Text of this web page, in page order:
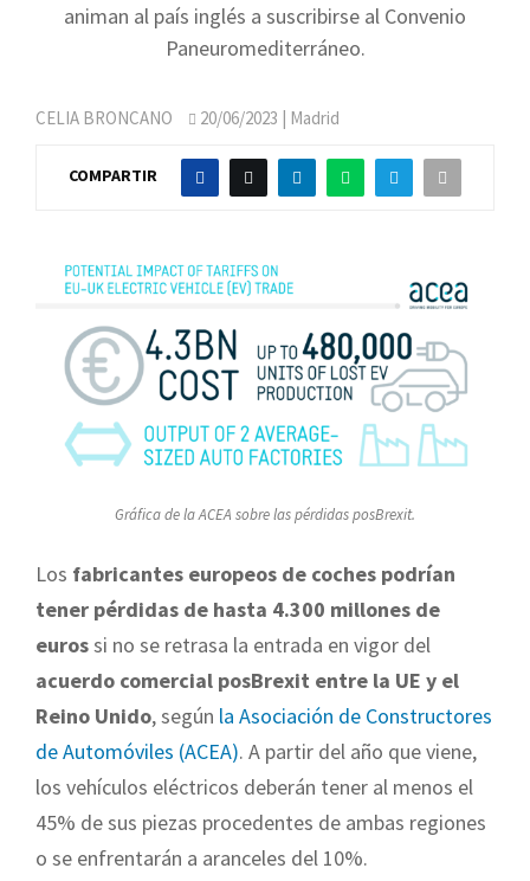
animan al país inglés a suscribirse al Convenio
Paneuromediterráneo.
CELIA BRONCANO 20/06/2023 | Madrid
COMPARTIR
Gráfica de la ACEA sobre las pérdidas posBrexit.
Los fabricantes europeos de coches podrían
tener pérdidas de hasta 4.300 millones de
eurossi no se retrasa la entrada en vigor del
acuerdo comercial posBrexit entre la UE y el
Reino Unido, según la Asociación de Constructores
de Automóviles (ACEA). A partir del año que viene,
los vehículos eléctricos deberán tener al menos el
45% de sus piezas procedentes de ambas regiones
o se enfrentarán a aranceles del 10%.